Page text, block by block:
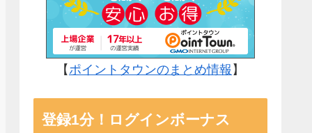
【ポイントタウンのまとめ情報 】
登録1分！ログインボーナス